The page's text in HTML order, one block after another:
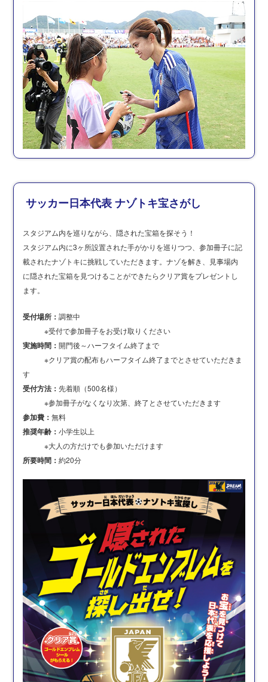
サッカー日本代表 ナゾトキ宝さがし
スタジアム内を巡りながら、隠された宝箱を探そう！
スタジアム内に3ヶ所設置された手がかりを巡りつつ、参加冊子に記
載されたナゾトキに挑戦していただきます。ナゾを解き、見事場内
に隠された宝箱を見つけることができたらクリア賞をプレゼントし
ます。
受付場所：調整中
※受付で参加冊子をお受け取りください
実施時間：開門後～ハーフタイム終了まで
※クリア賞の配布もハーフタイム終了までとさせていただきま
す
受付方法： 先着順（500名様）
※参加冊子がなくなり次第、終了とさせていただきます
参加費：無料
推奨年齢：小学生以上
※大人の方だけでも参加いただけます
所要時間：約20分